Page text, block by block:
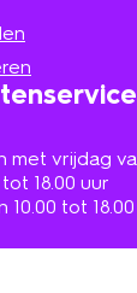
vrijdag
18.00 uur
tot